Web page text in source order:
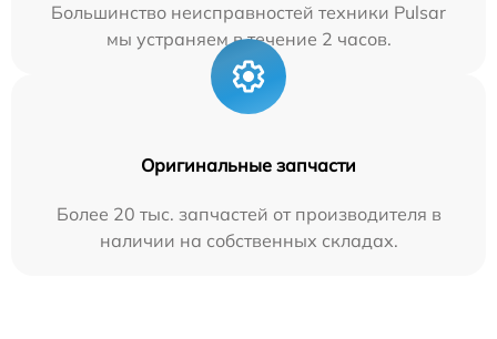
Большинство неисправностей техники Pulsar
мы устраняем в течение 2 часов.
Оригинальные запчасти
Более 20 тыс. запчастей от производителя в
наличии на собственных складах.